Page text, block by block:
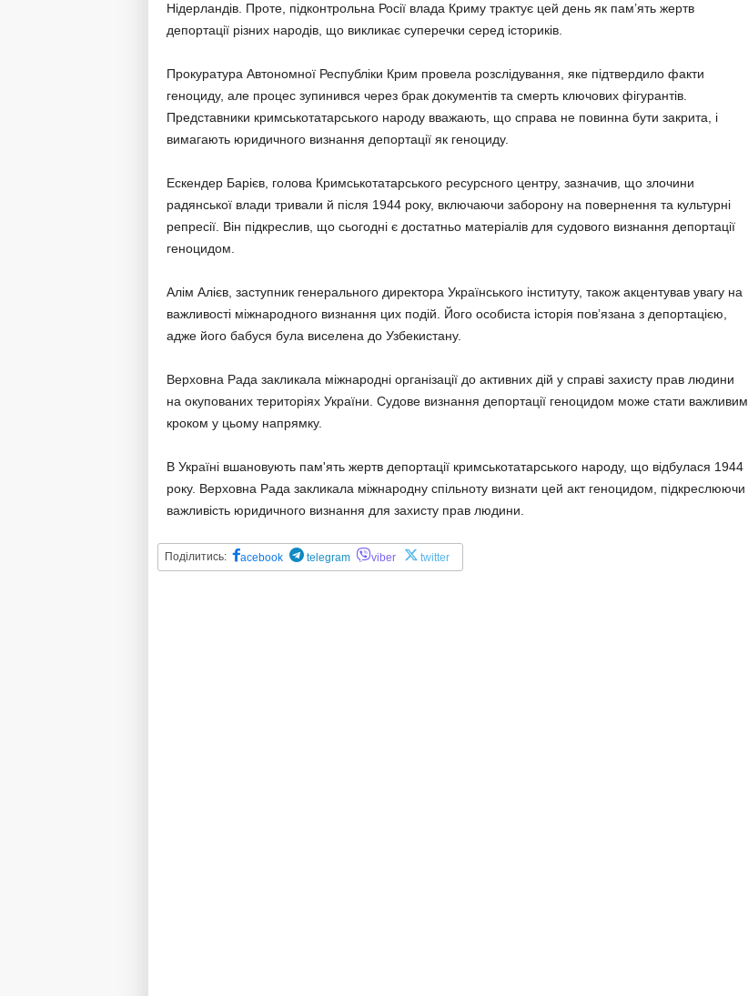
Нідерландів. Проте, підконтрольна Росії влада Криму трактує цей день як пам’ять жертв
депортації різних народів, що викликає суперечки серед істориків.
Прокуратура Автономної Республіки Крим провела розслідування, яке підтвердило факти
геноциду, але процес зупинився через брак документів та смерть ключових фігурантів.
Представники кримськотатарського народу вважають, що справа не повинна бути закрита, і
вимагають юридичного визнання депортації як геноциду.
Ескендер Барієв, голова Кримськотатарського ресурсного центру, зазначив, що злочини
радянської влади тривали й після 1944 року, включаючи заборону на повернення та культурні
репресії. Він підкреслив, що сьогодні є достатньо матеріалів для судового визнання депортації
геноцидом.
Алім Алієв, заступник генерального директора Українського інституту, також акцентував увагу на
важливості міжнародного визнання цих подій. Його особиста історія пов’язана з депортацією,
адже його бабуся була виселена до Узбекистану.
Верховна Рада закликала міжнародні організації до активних дій у справі захисту прав людини
на окупованих територіях України. Судове визнання депортації геноцидом може стати важливим
кроком у цьому напрямку.
В Україні вшановують пам'ять жертв депортації кримськотатарського народу, що відбулася 1944
року. Верховна Рада закликала міжнародну спільноту визнати цей акт геноцидом, підкреслюючи
важливість юридичного визнання для захисту прав людини.
Поділитись: acebook telegram viber twitter